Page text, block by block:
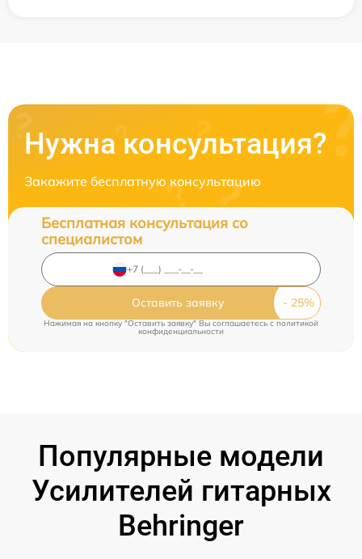
Нужна консультация?
Закажите бесплатную консультацию
Бесплатная консультация со
специалистом
Оставить заявку
Нажимая на кнопку "Оставить заявку" Вы соглашаетесь cполитикой
конфиденциальности
Популярные модели
Усилителей гитарных
Behringer